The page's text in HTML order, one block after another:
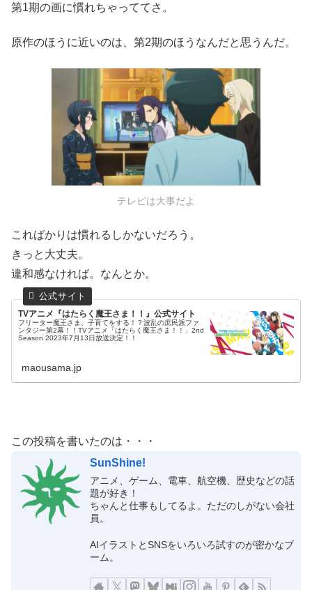
第1期の画に慣れちゃっててさ。
原作のほうに近いのは、第2期のほうなんだと思うんだ。
テレビは大事だよ
こればかりは慣れるしかないだろう。
きっと大丈夫。
違和感なければ。なんとか。
TVアニメ『はたらく魔王さま！！』公式サイト
フリーター魔王さま、子育てをする！？波乱の庶民派ファ
ンタジー第2幕！！TVアニメ「はたらく魔王さま！！」2nd
Season 2023年7月13日放送決定！！
maousama.jp
この投稿を書いたのは・・・
SunShine!
アニメ、ゲーム、電車、航空機、歴史などの話
題が好き！
ちゃんと仕事もしてるよ。ただのしがない会社
員。
AIイラストとSNSをいろいろ試すのが密かなブ
ーム。